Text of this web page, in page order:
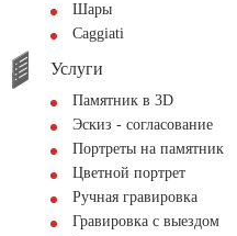
Шары
Сaggiati
Услуги
Памятник в 3D
Эскиз - согласование
Портреты на памятник
Цветной портрет
Ручная гравировка
Гравировка с выездом